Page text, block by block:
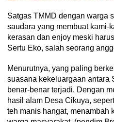
Satgas TMMD dengan warga
saudara yang membuat kami-
kerasan dan enjoy meski
Sertu Eko, salah seorang
Menurutnya, yang paling
suasana kekeluargaan antara
benar-benar terjadi. Dengan
hasil alam Desa Cikuya,
teh manis hangat, menambah